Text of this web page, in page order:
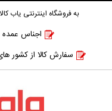
به فروشگاه اینترنتی یاب
اجناس عمده
سفارش کالا از کشور